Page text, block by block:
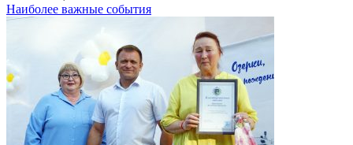
Наиболее важные события